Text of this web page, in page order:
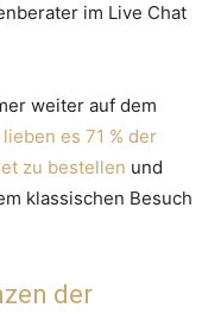
im Live Chat
weiter auf dem
es 71 % der
zu bestellen und
klassischen Besuch
der